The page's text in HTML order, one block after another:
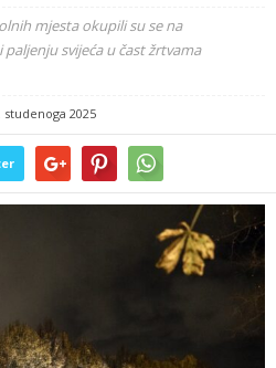
mjesta okupili su se na
svijeća u čast žrtvama
studenoga 2025